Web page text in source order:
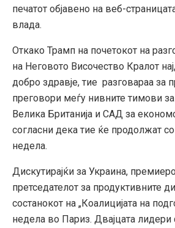
печатот објавено на веб-
влада.
Откако Трамп на почетокот на
на Неговото Височество Кралот
добро здравје, тие разговараа за
преговори меѓу нивните тимови
Велика Британија и САД за
согласни дека тие ќе продолжат
недела.
Дискутирајќи за Украина,
претседателот за продуктивните
состанокот на „Коалицијата на
недела во Париз. Двајцата лидери